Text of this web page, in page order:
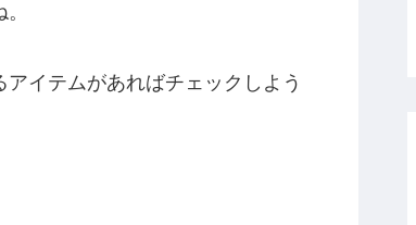
イテムがあればチェックしよう